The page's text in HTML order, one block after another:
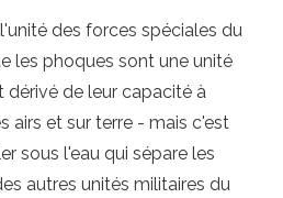
des forces spéciales du
les phoques sont une unité
dérivé de leur capacité à
airs et sur terre - mais c'est
sous l'eau qui sépare les
autres unités militaires du